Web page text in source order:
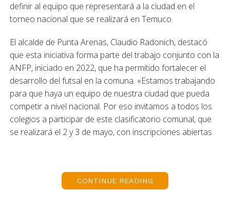
definir al equipo que representará a la ciudad en el
torneo nacional que se realizará en Temuco.
El alcalde de Punta Arenas, Claudio Radonich, destacó
que esta iniciativa forma parte del trabajo conjunto con la
ANFP, iniciado en 2022, que ha permitido fortalecer el
desarrollo del futsal en la comuna. «Estamos trabajando
para que haya un equipo de nuestra ciudad que pueda
competir a nivel nacional. Por eso invitamos a todos los
colegios a participar de este clasificatorio comunal, que
se realizará el 2 y 3 de mayo, con inscripciones abiertas
es gratuita y que el equipo ganador contará con apoyo
CONTINUE READING